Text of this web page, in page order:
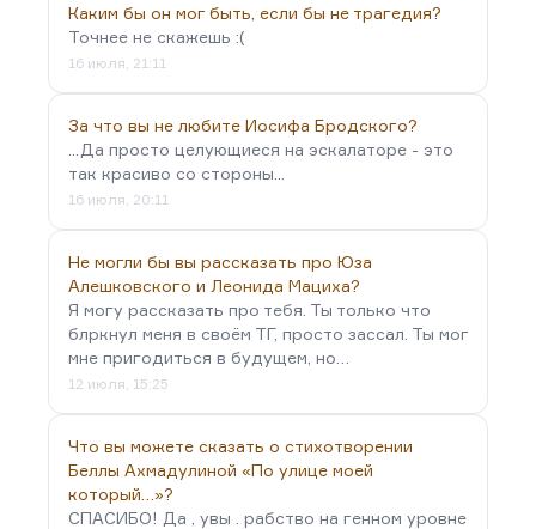
Каким бы он мог быть, если бы не трагедия?
Точнее не скажешь :(
16 июля, 21:11
За что вы не любите Иосифа Бродского?
...Да просто целующиеся на эскалаторе - это
так красиво со стороны...
16 июля, 20:11
Не могли бы вы рассказать про Юза
Алешковского и Леонида Мациха?
Я могу рассказать про тебя. Ты только что
блркнул меня в своём ТГ, просто зассал. Ты мог
мне пригодиться в будущем, но…
12 июля, 15:25
Что вы можете сказать о стихотворении
Беллы Ахмадулиной «По улице моей
который…»?
СПАСИБО! Да , увы . рабство на генном уровне